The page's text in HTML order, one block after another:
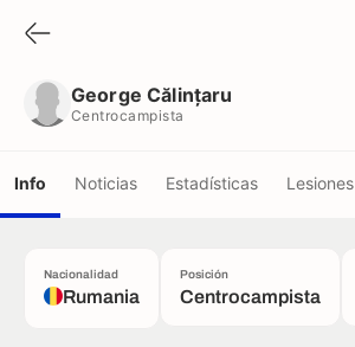
George Călințaru
Centrocampista
Info Noticias Estadísticas Lesiones
Nacionalidad
Rumania
Posición
Centrocampista